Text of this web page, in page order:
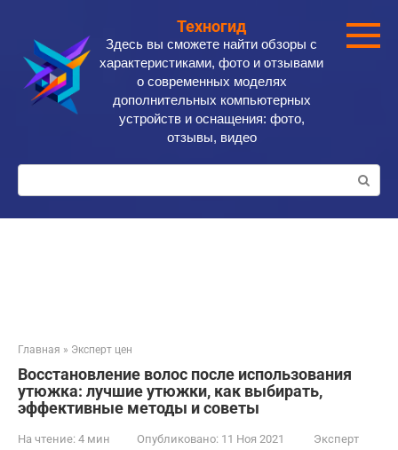
контенту
Техногид
Здесь вы сможете найти обзоры с
характеристиками, фото и отзывами
о современных моделях
дополнительных компьютерных
устройств и оснащения: фото,
отзывы, видео
Поиск:
Главная » Эксперт цен
Восстановление волос после использования
утюжка: лучшие утюжки, как выбирать,
эффективные методы и советы
На чтение: 4 мин Опубликовано: 11 Ноя 2021
Эксперт